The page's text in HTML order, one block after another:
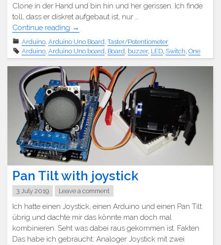
Clone in der Hand und bin hin und her gerissen. Ich finde
toll, dass er diskret aufgebaut ist, nur …
Continue reading "OPEN-
SMART
Uno
R3"
→
Arduino, Arduino Uno Board,Taster/Potentiometer
Arduino, Arduino Uno board, Board, buzzer, LED, Switch, One
Pan Tilt with joystick
3 July 2019 Leave a comment
Ich hatte einen Joystick, einen Arduino und einen Pan Tilt
übrig und dachte mir das könnte man doch mal
kombinieren. Seht was dabei raus gekommen ist. Fakten
Das habe ich gebraucht: Analoger Joystick mit zwei